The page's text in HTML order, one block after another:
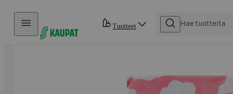
Hyppää sisältöön
Tuotteet